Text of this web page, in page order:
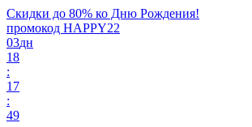
Скидки до 80% ко Дню Рождения!
промокод HAPPY22
03дн
18
:
17
:
49